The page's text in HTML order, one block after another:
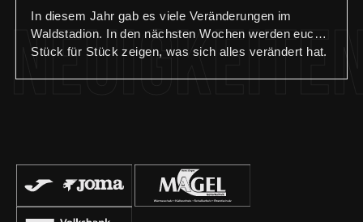
In diesem Jahr gab es viele Veränderungen im
Waldstadion. In den nächsten Wochen werden euch
Stück für Stück zeigen, was sich alles verändert hat.
Wandpanelen und Bildern – Installation eines
Fernsehers – Einbau einer Küchenzeile Wir